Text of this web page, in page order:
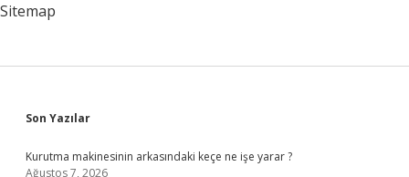
Sitemap
Sidebar
Son Yazılar
Kurutma makinesinin arkasındaki keçe ne işe yarar ?
Ağustos 7, 2026